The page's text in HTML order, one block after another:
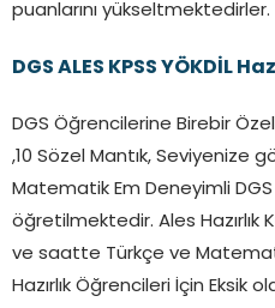
puanlarını yükseltmektedirler.
DGS ALES KPSS YÖKDİL
DGS Öğrencilerine Birebir
,10 Sözel Mantık, Seviyenize
Matematik Em Deneyimli
öğretilmektedir. Ales Hazırlık
ve saatte Türkçe ve
Hazırlık Öğrencileri İçin Eksik